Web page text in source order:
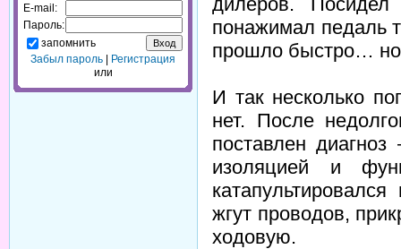
E-mail:
Пароль:
запомнить
Забыл пароль
Регистрация
или
понажимал педаль
прошло быстро… но
И так несколько
нет. После
поставлен
изоляцией и
жгут проводов,
ходовую.